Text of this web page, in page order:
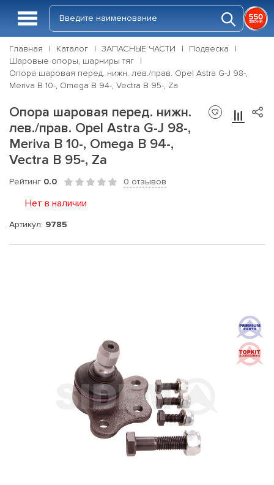
Главная Каталог ЗАПАСНЫЕ ЧАСТИ
Подвеска
Шаровые опоры, шарниры тяг
Опора шаровая перед. нижн. лев./прав. Opel Astra G-J 98-,
Meriva B 10-, Omega B 94-, Vectra B 95-, Za
Опора шаровая перед. нижн.
лев./прав. Opel Astra G-J 98-,
Meriva B 10-, Omega B 94-,
Vectra B 95-, Za
Рейтинг 0.0 0 отзывов
Нет в наличии
Артикул: 9785